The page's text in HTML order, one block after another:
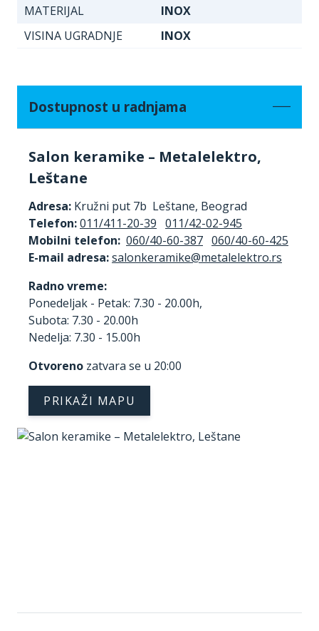
MATERIJAL
INOX
VISINA UGRADNJE
INOX
Dostupnost u radnjama
Salon keramike – Metalelektro,
Leštane
Adresa: Kružni put 7b Leštane, Beograd
Telefon:011/411-20-39 011/42-02-945
Mobilni telefon: 060/40-60-387 060/40-60-425
E-mail adresa:
Radno vreme:
Ponedeljak - Petak: 7.30 - 20.00h,
Subota: 7.30 - 20.00h
Nedelja: 7.30 - 15.00h
Otvoreno zatvara se u 20:00
PRIKAŽI MAPU